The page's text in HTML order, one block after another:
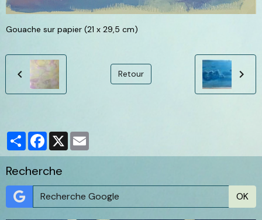
Gouache sur papier (21 x 29,5 cm)
Retour
PartagerFacebook
X
Recherche
OK